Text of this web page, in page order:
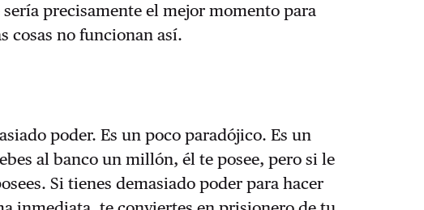
precisamente el mejor momento para
cosas no funcionan así.
poder. Es un poco paradójico. Es un
al banco un millón, él te posee, pero si le
Si tienes demasiado poder para hacer